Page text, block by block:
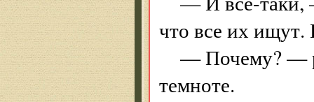
что все их ищут.
— Почему? —
темноте.